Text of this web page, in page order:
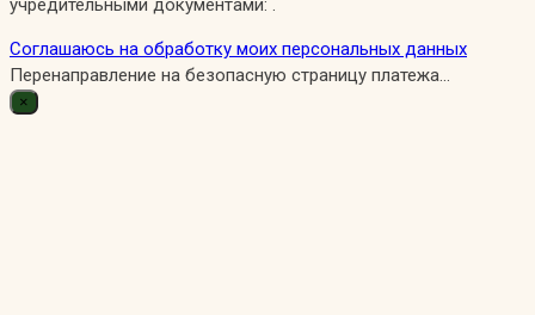
учредительными документами: .
Соглашаюсь на обработку моих персональных данных
Перенаправление на безопасную страницу платежа...
×